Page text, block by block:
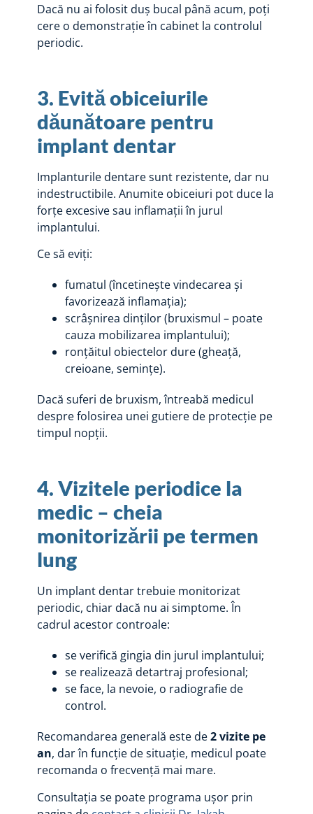
Dacă nu ai folosit duș bucal până acum, poți
cere o demonstrație în cabinet la controlul
periodic.
3. Evită obiceiurile
dăunătoare pentru
implant dentar
Implanturile dentare sunt rezistente, dar nu
indestructibile. Anumite obiceiuri pot duce la
forțe excesive sau inflamații în jurul
implantului.
Ce să eviți:
fumatul (încetinește vindecarea și
favorizează inflamația);
scrâșnirea dinților (bruxismul – poate
cauza mobilizarea implantului);
ronțăitul obiectelor dure (gheață,
creioane, semințe).
Dacă suferi de bruxism, întreabă medicul
despre folosirea unei gutiere de protecție pe
timpul nopții.
4. Vizitele periodice la
medic – cheia
monitorizării pe termen
lung
Un implant dentar trebuie monitorizat
periodic, chiar dacă nu ai simptome. În
cadrul acestor controale:
se verifică gingia din jurul implantului;
se realizează detartraj profesional;
se face, la nevoie, o radiografie de
control.
Recomandarea generală este de2 vizite pe
an, dar în funcție de situație, medicul poate
recomanda o frecvență mai mare.
Consultația se poate programa ușor prin